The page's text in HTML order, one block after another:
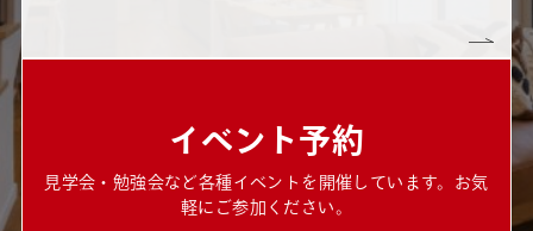
イベント予約
見学会・勉強会など各種イベントを開催しています。お気
軽にご参加ください。